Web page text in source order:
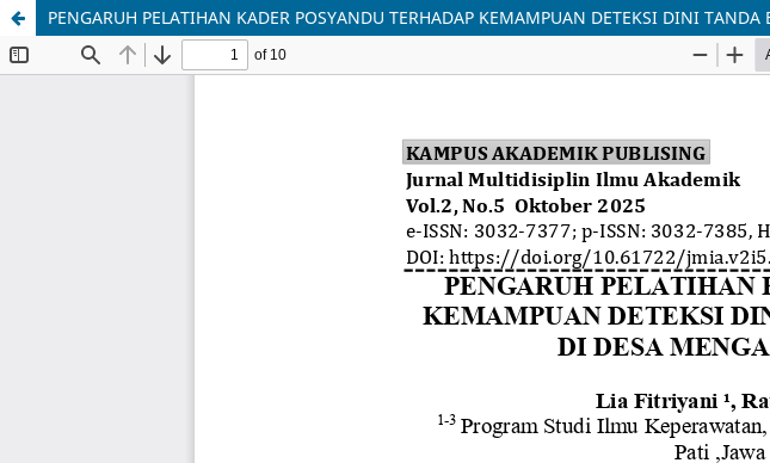
PENGARUH PELATIHAN KADER POSYANDU TERHADAP KEMAMPUAN DETEKSI DINI